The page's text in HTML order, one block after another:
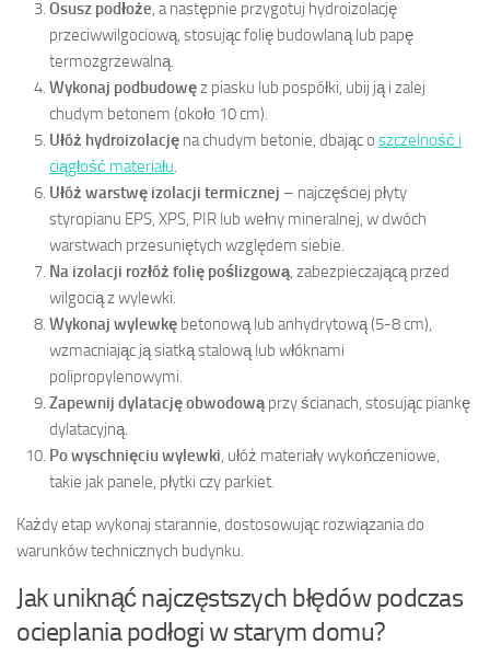
Osusz podłoże , a następnie przygotuj hydroizolację
przeciwwilgociową, stosując folię budowlaną lub papę
termozgrzewalną.
Wykonaj podbudowęz piasku lub pospółki, ubij ją i zalej
chudym betonem (około 10 cm).
Ułóż hydroizolację na chudym betonie, dbając o szczelność i
ciągłość materiału
Ułóż warstwę izolacji termicznej – najczęściej płyty
styropianu EPS, XPS, PIR lub wełny mineralnej, w dwóch
warstwach przesuniętych względem siebie.
Na izolacji rozłóż folię poślizgową , zabezpieczającą przed
wilgocią z wylewki.
Wykonaj wylewkę betonową lub anhydrytową (5-8 cm),
wzmacniając ją siatką stalową lub włóknami
polipropylenowymi.
Zapewnij dylatację obwodową przy ścianach, stosując piankę
dylatacyjną.
Po wyschnięciu wylewki , ułóż materiały wykończeniowe,
takie jak panele, płytki czy parkiet.
Każdy etap wykonaj starannie, dostosowując rozwiązania do
warunków technicznych budynku.
Jak uniknąć najczęstszych błędów podczas
ocieplania podłogi w starym domu?